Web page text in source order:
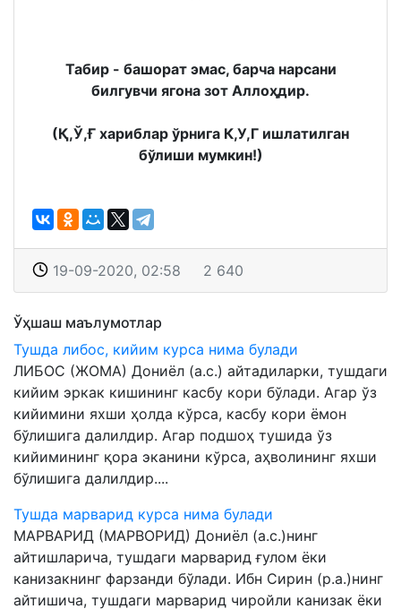
Табир - башорат эмас, барча нарсани
билгувчи ягона зот Аллоҳдир.
(Қ,Ў,Ғ хариблар ўрнига К,У,Г ишлатилган
бўлиши мумкин!)
19-09-2020, 02:58 2 640
Ўҳшаш маълумотлар
Тушда либос, кийим курса нима булади
ЛИБОС (ЖОМА) Дониёл (а.с.) айтадиларки, тушдаги
кийим эркак кишининг касбу кори бўлади. Агар ўз
кийимини яхши ҳолда кўрса, касбу кори ёмон
бўлишига далилдир. Агар подшоҳ тушида ўз
кийимининг қора эканини кўрса, аҳволининг яхши
бўлишига далилдир....
Тушда марварид курса нима булади
МАРВАРИД (МАРВОРИД) Дониёл (а.с.)нинг
айтишларича, тушдаги марварид ғулом ёки
канизакнинг фарзанди бўлади. Ибн Сирин (р.а.)нинг
айтишича, тушдаги марварид чиройли канизак ёки